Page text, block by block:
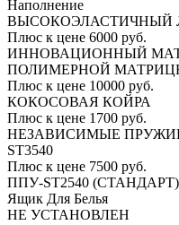
Наполнение
ВЫСОКОЭЛАСТИЧНЫЙ
Плюс к цене 6000 руб.
ИННОВАЦИОННЫЙ
ПОЛИМЕРНОЙ
Плюс к цене 10000 руб.
КОКОСОВАЯ КОЙРА
Плюс к цене 1700 руб.
НЕЗАВИСИМЫЕ
ST3540
Плюс к цене 7500 руб.
ППУ-ST2540 (СТАНДАРТ)
Ящик Для Белья
НЕ УСТАНОВЛЕН